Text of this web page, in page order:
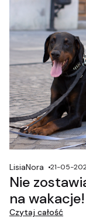
LisiaNora 21-05-
Nie
na wakacje!
Czytaj całość